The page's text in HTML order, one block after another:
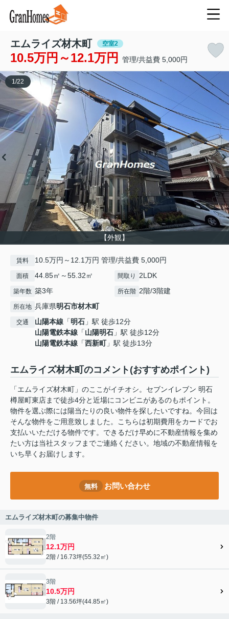
エムライズ材木町 空室2
10.5万円～12.1万円 管理/共益費 5,000円
【外観】
1 /22
賃料 10.5万円～12.1万円 管理/共益費 5,000円
面積 44.85㎡～55.32㎡ 間取り 2LDK
築年数 築3年 所在階 2階/3階建
所在地 兵庫県明石市材木町
交通 山陽本線 「明石 」駅 徒歩12分
山陽電鉄本線 「山陽明石 」駅 徒歩12分
山陽電鉄本線 「西新町」駅 徒歩13分
エムライズ材木町のコメント(おすすめポイント)
「エムライズ材木町」のここがイチオシ。セブンイレブン 明石
樽屋町東店まで徒歩4分と近場にコンビニがあるのもポイント。
物件を選ぶ際には陽当たりの良い物件を探したいですね。今回は
そんな物件をご用意致しました。こちらは初期費用をカードでお
支払いいただける物件です。できるだけ早めに不動産情報を集め
たい方は当社スタッフまでご連絡ください。地域の不動産情報を
いち早くお届けします。
無料 お問い合わせ
エムライズ材木町の募集中物件
2階
12.1万円
2階 / 16.73坪(55.32㎡)
3階
10.5万円
3階 / 13.56坪(44.85㎡)